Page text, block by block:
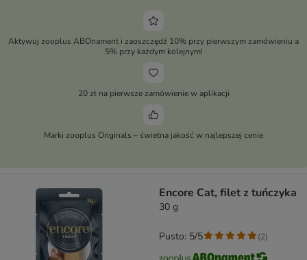
Aktywuj zooplus ABOnament i zaoszczędź 10% przy pierwszym zamówieniu a
5% przy każdym kolejnym!
20 zł na pierwsze zamówienie w aplikacji
Marki zooplus Originals – świetna jakość w najlepszej cenie
Encore Cat, filet z tuńczyka
30 g
Pusto: 5/5 (2)